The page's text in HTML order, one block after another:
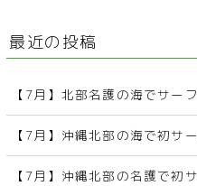
最近の投稿
【7月】北部名護の海でサー
【7月】沖縄北部の海で初サ
【7月】沖縄北部の名護で初